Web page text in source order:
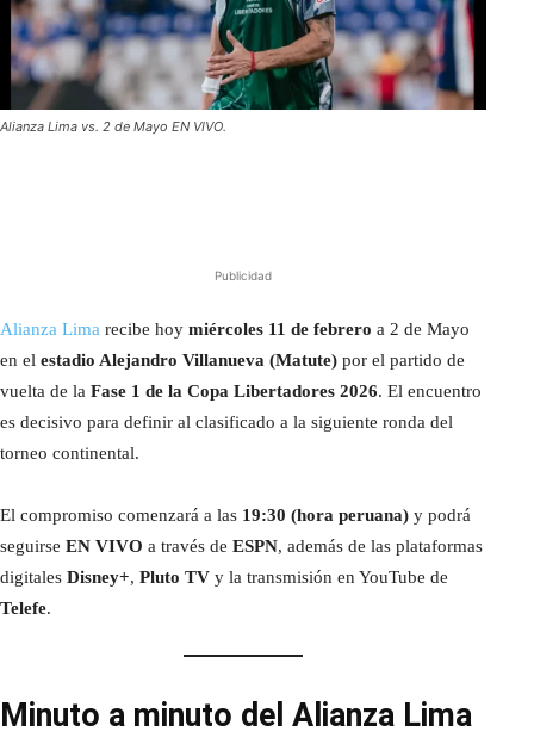
Alianza Lima vs. 2 de Mayo EN VIVO.
Publicidad
Alianza Lima recibe hoy miércoles 11 de febrero a 2 de Mayo
en el estadio Alejandro Villanueva (Matute) por el partido de
vuelta de la Fase 1 de la Copa Libertadores 2026. El encuentro
es decisivo para definir al clasificado a la siguiente ronda del
torneo continental.
El compromiso comenzará a las 19:30 (hora peruana) y podrá
seguirse EN VIVO a través de ESPN, además de las plataformas
digitales Disney+, Pluto TV y la transmisión en YouTube de
Telefe.
Minuto a minuto del Alianza Lima